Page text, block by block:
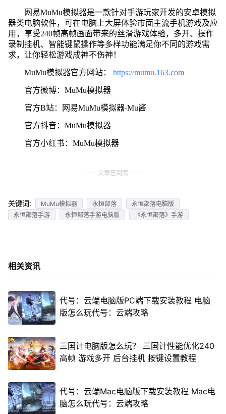
网易MuMu模拟器是一款针对手游玩家开发的安卓模拟
器类电脑软件，可在电脑上大屏体验市面主流手机游戏及应
用，享受240帧高帧画面带来的丝滑游戏体验，多开、操作
录制挂机、智能键鼠操作等多样功能满足你不同的游戏需
求，让你轻松游戏成神不伤神！
MuMu模拟器官方网站： https://mumu.163.com
官方微博：MuMu模拟器
官方B站：网易MuMu模拟器-Mu酱
官方抖音：MuMu模拟器
官方小红书：MuMu模拟器
文章已到底
关键词: MuMu模拟器 永恒部落
永恒部落电脑版
永恒部落手游
永恒部落手游电脑版 《永恒部落》手游
相关资讯
代号：云端电脑版PC端下载安装教程 电脑
版怎么玩代号：云端攻略
三国计电脑版怎么玩？ 三国计性能优化240
高帧 游戏多开 后台挂机 按键设置教程
代号：云端Mac电脑版下载安装教程 Mac电
脑怎么玩代号：云端攻略